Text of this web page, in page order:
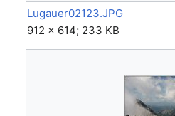
Lugauer02123.JPG
912 × 614; 233 KB